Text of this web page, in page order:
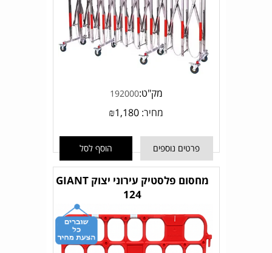
מק"ט:192000
מחיר: ₪1,180
פרטים נוספים הוסף לסל
מחסום פלסטיק עירוני יצוק GIANT
124